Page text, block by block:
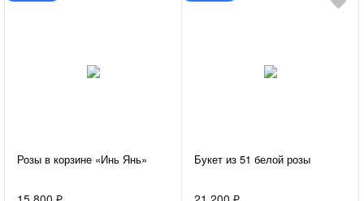
Розы в корзине «Инь Янь» Букет из 51 белой розы